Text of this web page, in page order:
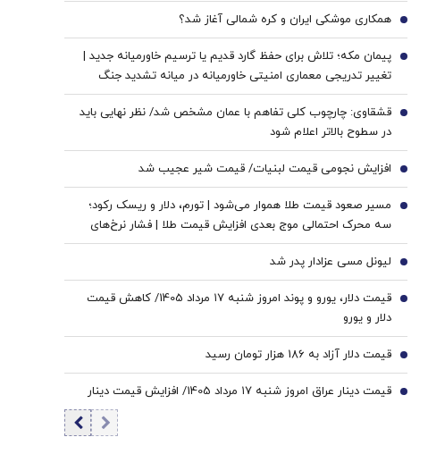
همکاری موشکی ایران و کره شمالی آغاز شد؟ 2
پیمان مکه؛ تلاش برای حفظ گارد قدیم یا ترسیم خاورمیانه جدید |
تغییر تدریجی معماری امنیتی خاورمیانه در میانه تشدید جنگ
علیه ایران | پیمان مکه شبیه به ناتو نیست اما...
3
قشقاوی: چارچوب کلی تفاهم با عمان مشخص شد/ نظر نهایی باید
در سطوح بالاتر اعلام شود
4
افزایش نجومی قیمت لبنیات/ قیمت شیر عجیب شد 5
مسیر صعود قیمت طلا هموار می‌شود | تورم، دلار و ریسک رکود؛
سه محرک احتمالی موج بعدی افزایش قیمت طلا | فشار نرخ‌های
بهره در حال پایان است؟
6
لیونل مسی عزادار پدر شد 7
قیمت دلار، یورو و پوند امروز شنبه ۱۷ مرداد 1405/ کاهش قیمت
دلار و یورو
8
قیمت دلار آزاد به 186 هزار تومان رسید 9
قیمت دینار عراق امروز شنبه ۱۷ مرداد 1405/ افزایش قیمت دینار 10